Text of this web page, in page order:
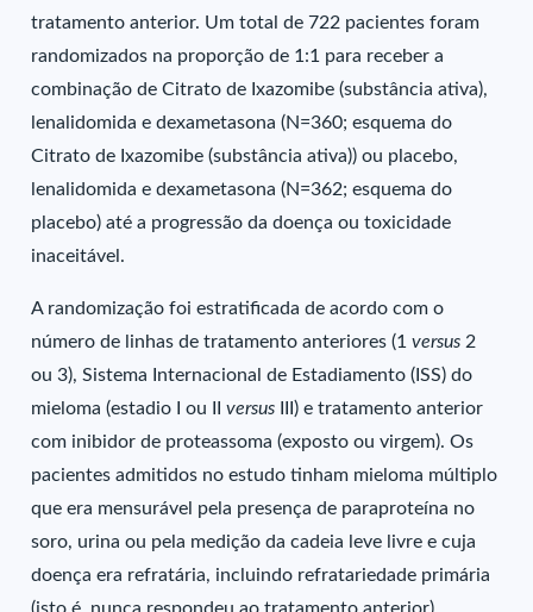
tratamento anterior. Um total de 722 pacientes foram
randomizados na proporção de 1:1 para receber a
combinação de Citrato de Ixazomibe (substância ativa),
lenalidomida e dexametasona (N=360; esquema do
Citrato de Ixazomibe (substância ativa)) ou placebo,
lenalidomida e dexametasona (N=362; esquema do
placebo) até a progressão da doença ou toxicidade
inaceitável.
A randomização foi estratificada de acordo com o
número de linhas de tratamento anteriores (1versus 2
ou 3), Sistema Internacional de Estadiamento (ISS) do
mieloma (estadio I ou IIversus
III) e tratamento anterior
com inibidor de proteassoma (exposto ou virgem). Os
pacientes admitidos no estudo tinham mieloma múltiplo
que era mensurável pela presença de paraproteína no
soro, urina ou pela medição da cadeia leve livre e cuja
doença era refratária, incluindo refratariedade primária